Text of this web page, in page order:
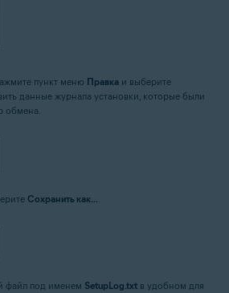
пункт меню Правка и выберите
данные журнала установки, которые были
обмена.
Сохранить как...
файл под именем SetupLog.txt в удобном для